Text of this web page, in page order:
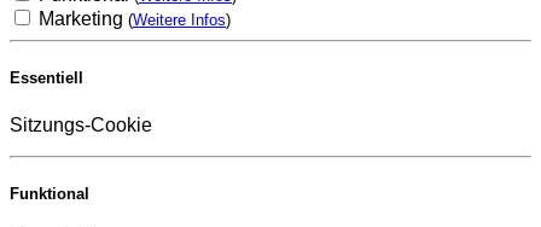
Marketing (Weitere Infos)
Essentiell
Sitzungs-Cookie
Funktional